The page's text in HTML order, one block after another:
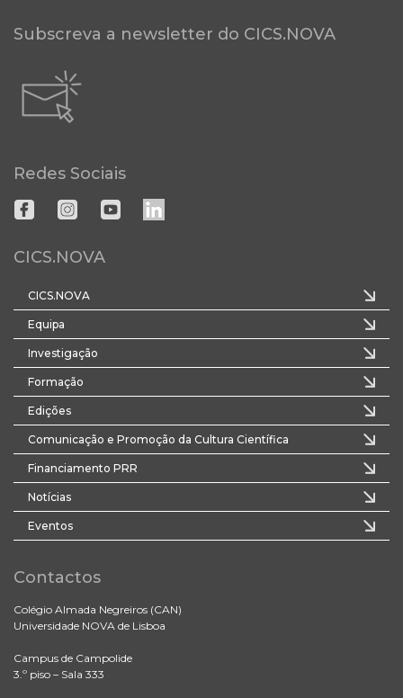
Subscreva a newsletter do CICS.NOVA
Redes Sociais
CICS.NOVA
CICS.NOVA
Equipa
Investigação
Formação
Edições
Comunicação e Promoção da Cultura Científica
Financiamento PRR
Notícias
Eventos
Contactos
Colégio Almada Negreiros (CAN)
Universidade NOVA de Lisboa
Campus de Campolide
3.º piso – Sala 333